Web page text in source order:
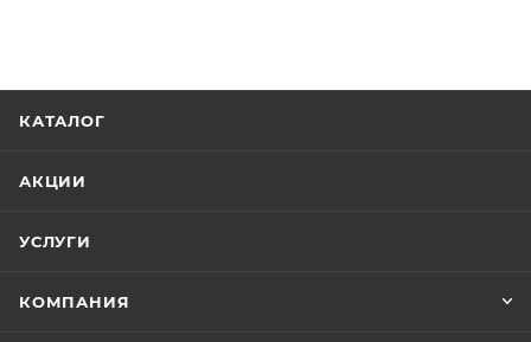
КАТАЛОГ
АКЦИИ
УСЛУГИ
КОМПАНИЯ